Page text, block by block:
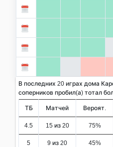
В последних 20 играх дома
соперников пробил(а) тотал
ТБ Матчей Вероят.
4.5 15 из 20 75%
5 9 из 20 45%